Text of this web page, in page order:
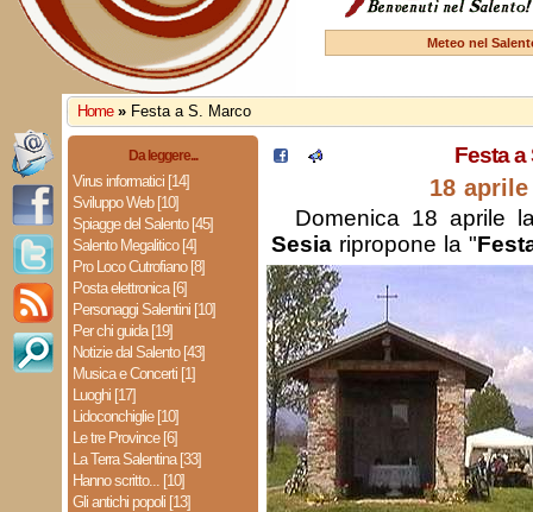
Meteo nel
Home » Festa a S. Marco
Da leggere...
Virus informatici [14]
Sviluppo Web [10]
Spiagge del Salento [45]
Salento Megalitico [4]
Pro Loco Cutrofiano [8]
Posta elettronica [6]
Personaggi Salentini [10]
Per chi guida [19]
Notizie dal Salento [43]
Musica e Concerti [1]
Luoghi [17]
Lidoconchiglie [10]
Le tre Province [6]
La Terra Salentina [33]
Hanno scritto... [10]
Gli antichi popoli [13]
Festa a
18 aprile
Domenica 18 aprile
Sesiaripropone la "